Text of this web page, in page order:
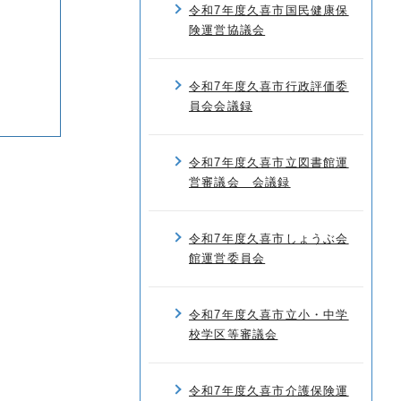
令和7年度久喜市国民健康保
険運営協議会
令和7年度久喜市行政評価委
員会会議録
令和7年度久喜市立図書館運
営審議会 会議録
令和7年度久喜市しょうぶ会
館運営委員会
令和7年度久喜市立小・中学
校学区等審議会
令和7年度久喜市介護保険運